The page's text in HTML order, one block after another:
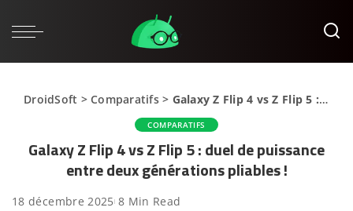
DroidSoft > Comparatifs> Galaxy Z Flip 4 vs Z Flip 5 : duel de puissance entre deux générations pliables !
COMPARATIFS
Galaxy Z Flip 4 vs Z Flip 5 : duel de puissance
entre deux générations pliables !
18 décembre 2025 8 Min Read